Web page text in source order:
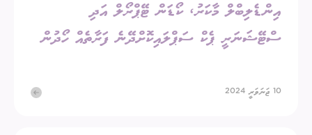
އިންޑެލިބްލް މާކަރު، ކޯޑަން ޓޭޕްރޯލް އަދި
ސްޓޭޝަނަރީ ޕެކް ސަޕްލައިކޮށްދޭނެ ފަރާތެއް ހޯދުން
10 ޖަނަވަރީ 2024